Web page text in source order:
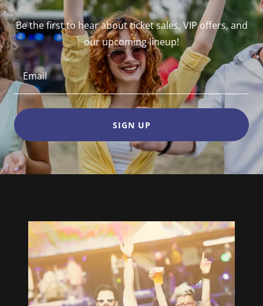
Be the first to hear about ticket sales, VIP offers, and
our upcoming lineup!
Email
SIGN UP